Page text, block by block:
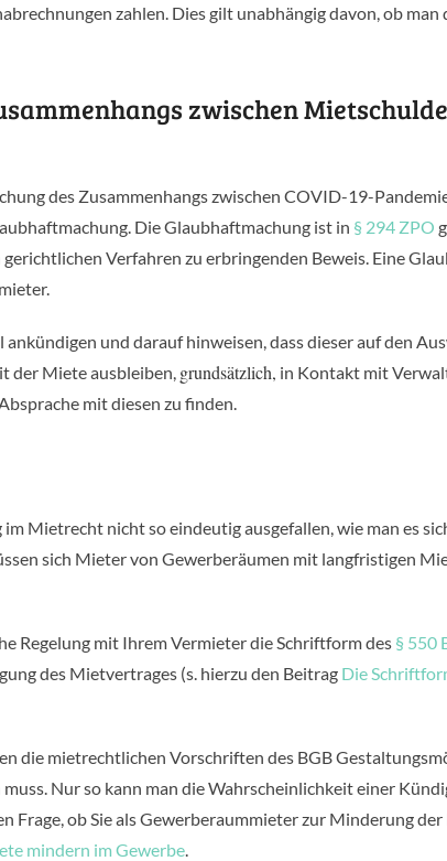
zahlen. Dies gilt unabhängig davon, ob man
zwischen
des Zusammenhangs zwischen COVID-19-
Die Glaubhaftmachung ist in § 294 ZPO
Verfahren zu erbringenden Beweis. Eine
und darauf hinweisen, dass dieser auf den
der Miete ausbleiben, grundsätzlich, in Kontakt mit
mit diesen zu finden.
Mietrecht nicht so eindeutig ausgefallen, wie man es
sich Mieter von Gewerberäumen mit langfristigen
Regelung mit Ihrem Vermieter die Schriftform des § 550
des Mietvertrages (s. hierzu den Beitrag Die
die mietrechtlichen Vorschriften des BGB
Nur so kann man die Wahrscheinlichkeit einer
Frage, ob Sie als Gewerberaummieter zur Minderung
mindern im Gewerbe.